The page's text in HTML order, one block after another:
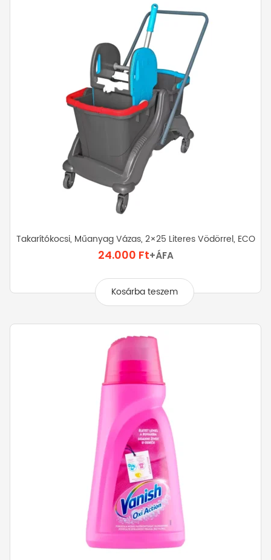
Takarítókocsi, Műanyag Vázas, 2×25 Literes Vödörrel, ECO
24.000 Ft+ÁFA
Kosárba teszem